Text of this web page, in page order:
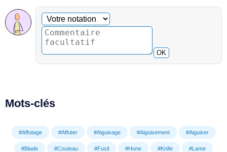
Commentaire facultatif
Votre notation
OK
Mots-clés
#Affutage #Affuter #Aiguisage #Aiguisement #Aiguiser
#Blade #Couteau #Fusil #Hone #Knife #Lame